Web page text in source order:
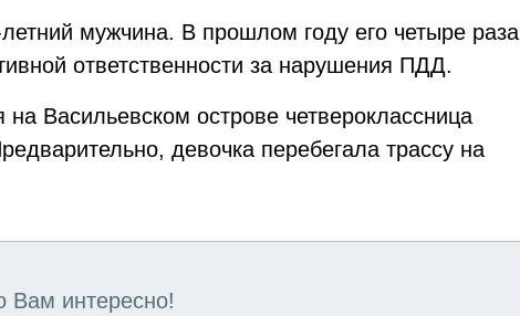
мужчина. В прошлом году его четыре раза
ответственности за нарушения ПДД.
Васильевском острове четвероклассница
девочка перебегала трассу на
Вам интересно!